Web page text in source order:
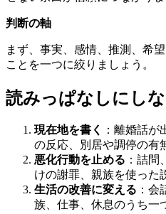
判断の軸
まず、事実、感情、推測、希
ことを一つに絞りましょう。
読みっぱなしにし
現在地を書く
：離婚話
の反応、別居や調停の有
悪化行動を止める ：詰
けの謝罪、親族を使った
生活の改善に変える ：
族、仕事、休息のうち一